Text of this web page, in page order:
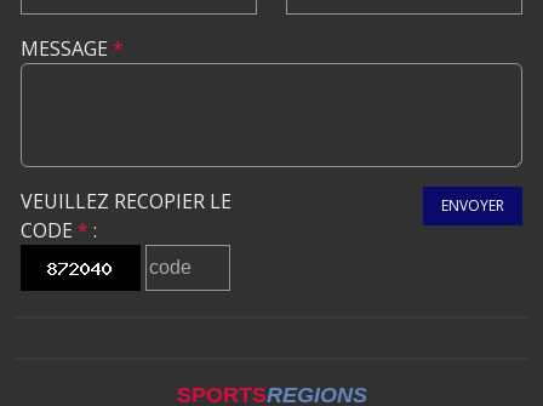
MESSAGE *
VEUILLEZ RECOPIER LE
CODE * :
ENVOYER
SPORTSREGIONS